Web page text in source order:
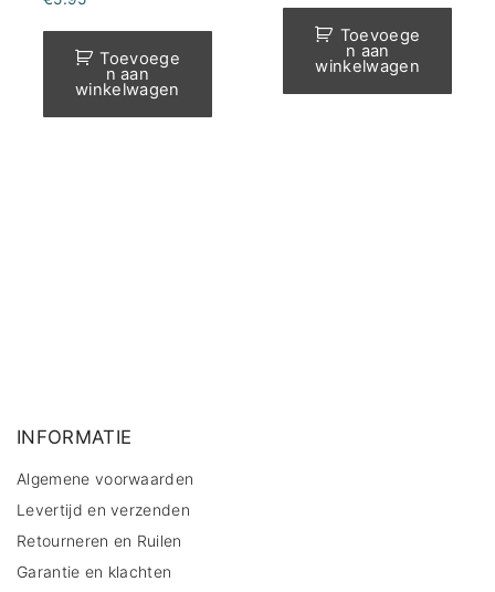
Toevoege
n aan
winkelwagen
Toevoege
n aan
winkelwagen
INFORMATIE
Algemene voorwaarden
Levertijd en verzenden
Retourneren en Ruilen
Garantie en klachten